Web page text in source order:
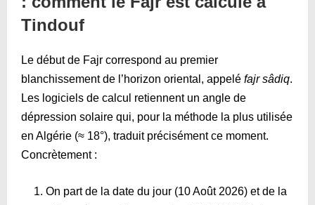
Tindouf
Le début de Fajr correspond au premier
blanchissement de l’horizon oriental, appelé fajr sâdiq.
Les logiciels de calcul retiennent un angle de
dépression solaire qui, pour la méthode la plus utilisée
en Algérie (≈ 18°), traduit précisément ce moment.
Concrètement :
On part de la date du jour (10 Août 2026) et de la